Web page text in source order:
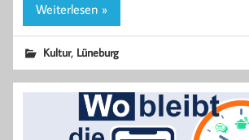
Weiterlesen »
Kultur, Lüneburg